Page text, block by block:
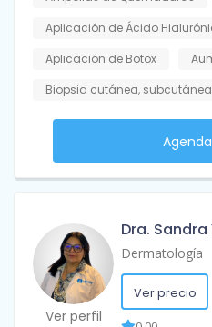
Aplicación de Ácido
Aplicación de Botox
Biopsia cutánea,
Ver perfil
Dra. Sandra
Dermatología
Ver precio